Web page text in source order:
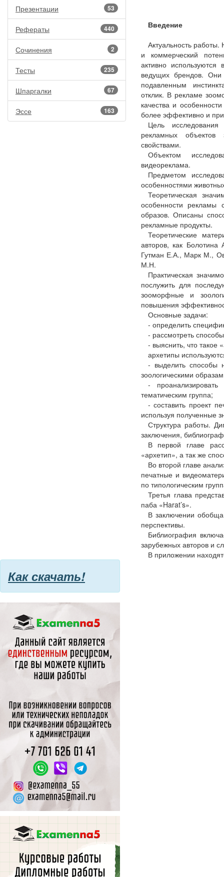
53
Презентации
440
Рефераты
2
Сочинения
235
Тесты
67
Шпаргалки
163
Эссе
Введение
Актуальность работы.
и коммерческий
активно
ведущих брендов.
подавленным
отклик. В рекламе
качества и
более эффективно и
Цель
рекламных
свойствами.
Объектом
видеореклама.
Предметом
особенностями
Теоретическая
особенности рекламы
образов. Описаны
рекламные продукты.
Теоретические
авторов, как
Гутман Е.А., Марк М.,
М.Н.
Практическая
послужить для
зооморфные и
повышения
Основные задачи:
- определить
- рассмотреть
- выяснить, что такое
архетипы
- выделить способы
зоологическими
-
тематическим группа;
- составить проект
используя полученные
Структура работы.
заключения,
В первой главе
«архетип», а так же
Во второй главе
печатные и
по типологическим
Третья глава
паба «Harat’s».
В заключении
перспективы.
Библиография
зарубежных авторов и
В приложении
Как скачать!